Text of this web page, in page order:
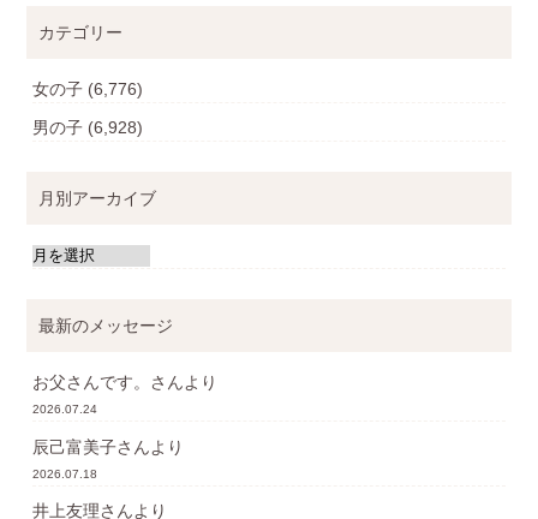
カテゴリー
女の子 (6,776)
男の子 (6,928)
月別アーカイブ
最新のメッセージ
お父さんです。 さんより
2026.07.24
辰己富美子さんより
2026.07.18
井上友理さんより